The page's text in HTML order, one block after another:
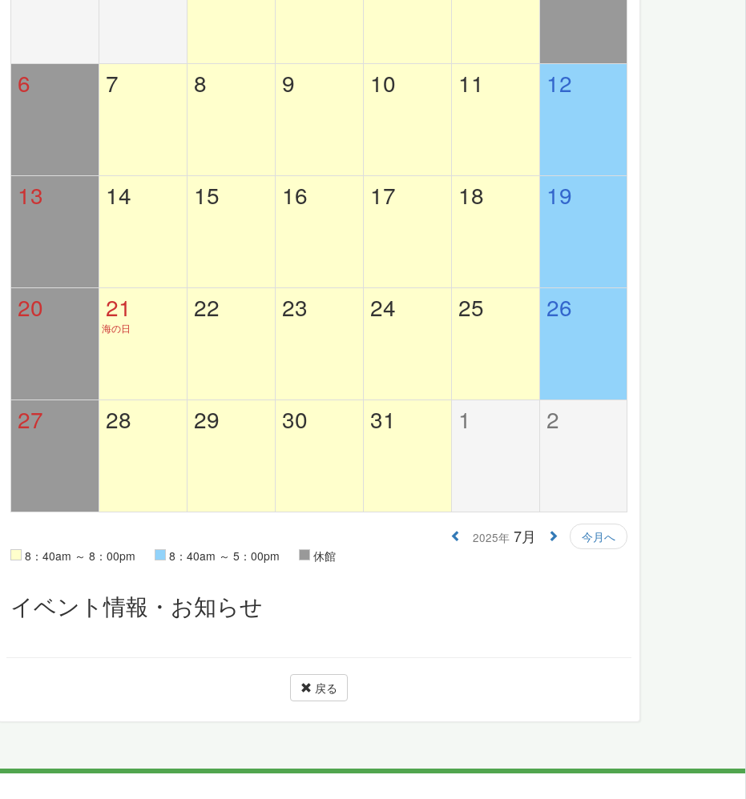
6 7 8 9 10 11 12
13 14 15 16 17 18 19
20 21
海の日
22 23 24 25 26
27 28 29 30 31 1 2
2025年 7月
今月へ
8：40am ～ 8：00pm
8：40am ～ 5：00pm 休館
イベント情報・お知らせ
戻る